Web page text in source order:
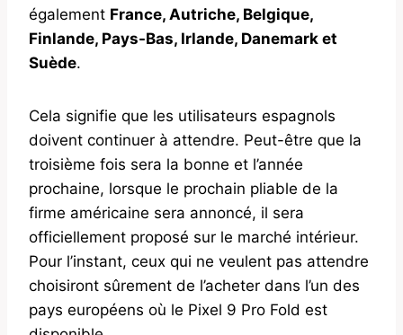
également France, Autriche, Belgique,
Finlande, Pays-Bas, Irlande, Danemark et
Suède.
Cela signifie que les utilisateurs espagnols
doivent continuer à attendre. Peut-être que la
troisième fois sera la bonne et l’année
prochaine, lorsque le prochain pliable de la
firme américaine sera annoncé, il sera
officiellement proposé sur le marché intérieur.
Pour l’instant, ceux qui ne veulent pas attendre
choisiront sûrement de l’acheter dans l’un des
pays européens où le Pixel 9 Pro Fold est